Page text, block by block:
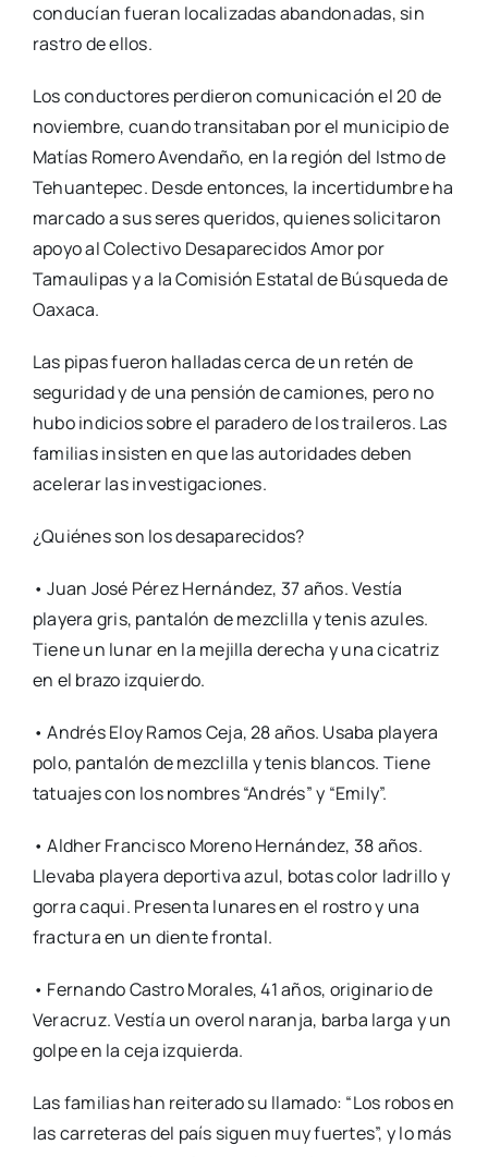
conducían fueran localizadas abandonadas, sin
rastro de ellos.
Los conductores perdieron comunicación el 20 de
noviembre, cuando transitaban por el municipio de
Matías Romero Avendaño, en la región del Istmo de
Tehuantepec. Desde entonces, la incertidumbre ha
marcado a sus seres queridos, quienes solicitaron
apoyo al Colectivo Desaparecidos Amor por
Tamaulipas y a la Comisión Estatal de Búsqueda de
Oaxaca.
Las pipas fueron halladas cerca de un retén de
seguridad y de una pensión de camiones, pero no
hubo indicios sobre el paradero de los traileros. Las
familias insisten en que las autoridades deben
acelerar las investigaciones.
¿Quiénes son los desaparecidos?
• Juan José Pérez Hernández, 37 años. Vestía
playera gris, pantalón de mezclilla y tenis azules.
Tiene un lunar en la mejilla derecha y una cicatriz
en el brazo izquierdo.
• Andrés Eloy Ramos Ceja, 28 años. Usaba playera
polo, pantalón de mezclilla y tenis blancos. Tiene
tatuajes con los nombres “Andrés” y “Emily”.
• Aldher Francisco Moreno Hernández, 38 años.
Llevaba playera deportiva azul, botas color ladrillo y
gorra caqui. Presenta lunares en el rostro y una
fractura en un diente frontal.
• Fernando Castro Morales, 41 años, originario de
Veracruz. Vestía un overol naranja, barba larga y un
golpe en la ceja izquierda.
Las familias han reiterado su llamado: “Los robos en
las carreteras del país siguen muy fuertes”, y lo más